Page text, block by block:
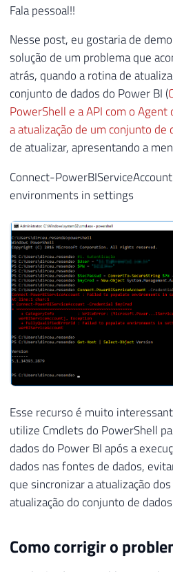
Fala pessoal!!
Nesse post, eu gostaria de
solução de um problema que
atrás, quando a rotina de
conjunto de dados do Power BI (
PowerShell e a API com o Agent
a atualização de um conjunto de
de atualizar, apresentando a
Connect-
environments in settings
Esse recurso é muito
utilize Cmdlets do PowerShell
dados do Power BI após a
dados nas fontes de dados,
que sincronizar a atualização
atualização do conjunto de
Como corrigir o